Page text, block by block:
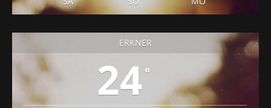
ERKNER
24°
25 31° 28°
MO